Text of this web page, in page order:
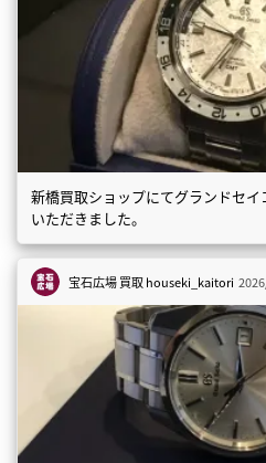
新橋買取ショップにてグランドセ
いただきました。
宝石広場 買取houseki_kaitori